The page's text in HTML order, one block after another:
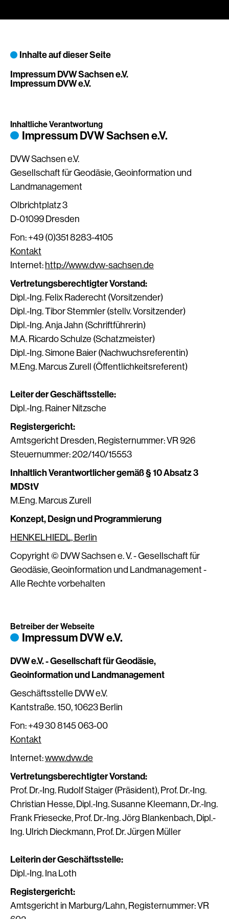
Inhalte auf dieser Seite
Impressum DVW Sachsen e.V.
Impressum DVW e.V.
Impressum DVW Sachsen e.V.
Inhaltliche Verantwortung
DVW Sachsen e.V.
Gesellschaft für Geodäsie, Geoinformation und
Landmanagement
Olbrichtplatz 3
D-01099 Dresden
Fon: +49 (0)351 8283-4105
Kontakt
Internet:http://www.dvw-sachsen.de
Vertretungsberechtigter Vorstand:
Dipl.-Ing. Felix Raderecht (Vorsitzender)
Dipl.-Ing. Tibor Stemmler (stellv. Vorsitzender)
Dipl.-Ing. Anja Jahn (Schriftführerin)
M.A. Ricardo Schulze (Schatzmeister)
Dipl.-Ing. Simone Baier (Nachwuchsreferentin)
M.Eng. Marcus Zurell (Öffentlichkeitsreferent)
Leiter der Geschäftsstelle:
Dipl.-Ing. Rainer Nitzsche
Registergericht:
Amtsgericht Dresden, Registernummer: VR 926
Steuernummer: 202/140/15553
Inhaltlich Verantwortlicher gemäß § 10 Absatz 3
MDStV
M.Eng. Marcus Zurell
Konzept, Design und Programmierung
HENKELHIEDL, Berlin
Copyright © DVW Sachsen e. V. - Gesellschaft für
Geodäsie, Geoinformation und Landmanagement -
Alle Rechte vorbehalten
Impressum DVW e.V.
Betreiber der Webseite
DVW e.V. - Gesellschaft für Geodäsie,
Geoinformation und Landmanagement
Geschäftsstelle DVW e.V.
Kantstraße. 150, 10623 Berlin
Fon: +49 30 8145 063-00
Kontakt
Internet:www.dvw.de
Vertretungsberechtigter Vorstand:
Prof. Dr.-Ing. Rudolf Staiger (Präsident), Prof. Dr.-Ing.
Christian Hesse, Dipl.-Ing. Susanne Kleemann, Dr.-Ing.
Frank Friesecke, Prof. Dr.-Ing. Jörg Blankenbach, Dipl.-
Ing. Ulrich Dieckmann, Prof. Dr. Jürgen Müller
Leiterin der Geschäftsstelle:
Dipl.-Ing. Ina Loth
Registergericht:
Amtsgericht in Marburg/Lahn, Registernummer: VR